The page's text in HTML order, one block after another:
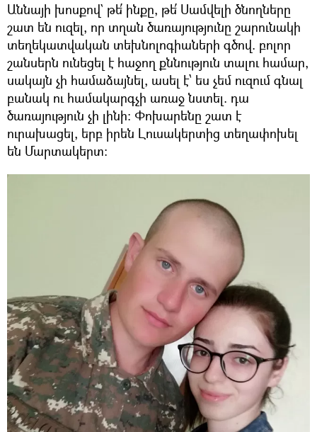
Աննայի խոսքով` թե՛ ինքը, թե՛ Սամվելի ծնողները
շատ են ուզել, որ տղան ծառայությունը շարունակի
տեղեկատվական տեխնոլոգիաների գծով. բոլոր
շանսերն ունեցել է հաջող քննություն տալու համար,
սակայն չի համաձայնել, ասել է՝ ես չեմ ուզում գնալ
բանակ ու համակարգչի առաջ նստել. դա
ծառայություն չի լինի։ Փոխարենը շատ է
ուրախացել, երբ իրեն Լուսակերտից տեղափոխել
են Մարտակերտ։